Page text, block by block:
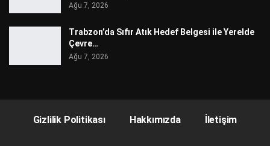
Ağu 7, 2026
Trabzon’da Sıfır Atık Hedef Belgesi ile Yerelde
Çevre…
Ağu 7, 2026
Gizlilik Politikası Hakkımızda İletişim